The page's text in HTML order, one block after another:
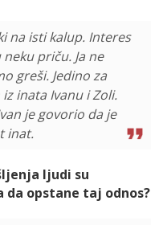
na isti kalup. Interes
priču. Ja ne
greši. Jedino za
inata Ivanu i Zoli.
je govorio da je
inat.
ljudi su
da opstane taj odnos?